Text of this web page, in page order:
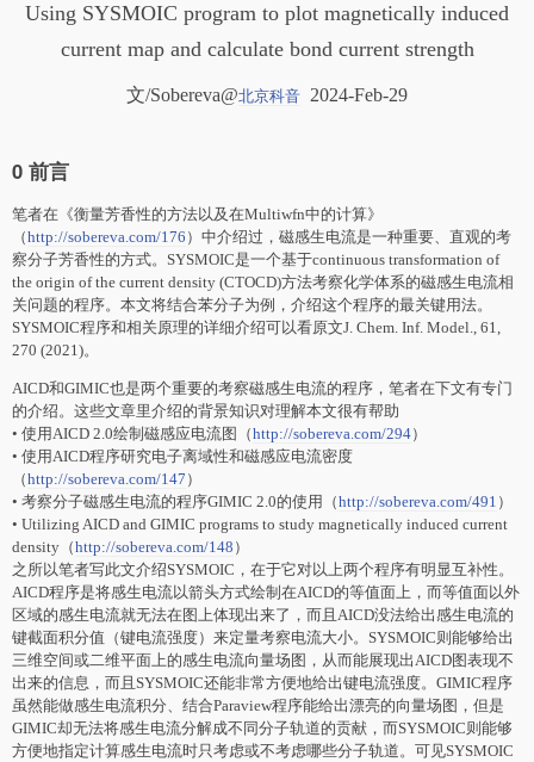
Using SYSMOIC program to plot magnetically induced
current map and calculate bond current strength
文/Sobereva@北京科音 2024-Feb-29
0 前言
笔者在《衡量芳香性的方法以及在Multiwfn中的计算》
（http://sobereva.com/176 ）中介绍过，磁感生电流是一种重要、直观的考
察分子芳香性的方式。SYSMOIC是一个基于continuous transformation of
the origin of the current density (CTOCD)方法考察化学体系的磁感生电流相
关问题的程序。本文将结合苯分子为例，介绍这个程序的最关键用法。
SYSMOIC程序和相关原理的详细介绍可以看原文J. Chem. Inf. Model., 61,
270 (2021)。
AICD和GIMIC也是两个重要的考察磁感生电流的程序，笔者在下文有专门
的介绍。这些文章里介绍的背景知识对理解本文很有帮助
• 使用AICD 2.0绘制磁感应电流图（http://sobereva.com/294）
• 使用AICD程序研究电子离域性和磁感应电流密度
（http://sobereva.com/147 ）
• 考察分子磁感生电流的程序GIMIC 2.0的使用（http://sobereva.com/491 ）
• Utilizing AICD and GIMIC programs to study magnetically induced current
density（http://sobereva.com/148 ）
之所以笔者写此文介绍SYSMOIC，在于它对以上两个程序有明显互补性。
AICD程序是将感生电流以箭头方式绘制在AICD的等值面上，而等值面以外
区域的感生电流就无法在图上体现出来了，而且AICD没法给出感生电流的
键截面积分值（键电流强度）来定量考察电流大小。SYSMOIC则能够给出
三维空间或二维平面上的感生电流向量场图，从而能展现出AICD图表现不
出来的信息，而且SYSMOIC还能非常方便地给出键电流强度。GIMIC程序
虽然能做感生电流积分、结合Paraview程序能给出漂亮的向量场图，但是
GIMIC却无法将感生电流分解成不同分子轨道的贡献，而SYSMOIC则能够
方便地指定计算感生电流时只考虑或不考虑哪些分子轨道。可见SYSMOIC